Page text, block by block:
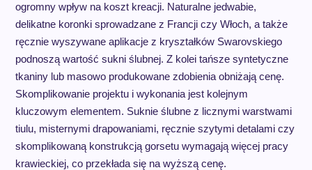
ogromny wpływ na koszt kreacji. Naturalne jedwabie,
delikatne koronki sprowadzane z Francji czy Włoch, a także
ręcznie wyszywane aplikacje z kryształków Swarovskiego
podnoszą wartość sukni ślubnej. Z kolei tańsze syntetyczne
tkaniny lub masowo produkowane zdobienia obniżają cenę.
Skomplikowanie projektu i wykonania jest kolejnym
kluczowym elementem. Suknie ślubne z licznymi warstwami
tiulu, misternymi drapowaniami, ręcznie szytymi detalami czy
skomplikowaną konstrukcją gorsetu wymagają więcej pracy
krawieckiej, co przekłada się na wyższą cenę.